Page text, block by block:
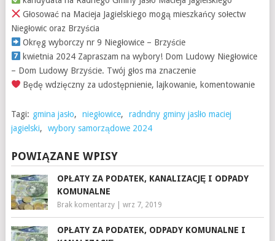
Głosować na Macieja Jagielskiego mogą mieszkańcy sołectw
Niegłowic oraz Brzyścia
Okręg wyborczy nr 9 Niegłowice – Brzyście
kwietnia 2024 Zapraszam na wybory! Dom Ludowy Niegłowice
– Dom Ludowy Brzyście. Twój głos ma znaczenie
Będę wdzięczny za udostępnienie, lajkowanie, komentowanie
Tagi: gmina jasło, niegłowice,
radndny gminy jaslło maciej
jagielski, wybory samorządowe 2024
POWIĄZANE WPISY
OPŁATY ZA PODATEK, KANALIZACJĘ I ODPADY
KOMUNALNE
Brak komentarzy| wrz 7, 2019
OPŁATY ZA PODATEK, ODPADY KOMUNALNE I